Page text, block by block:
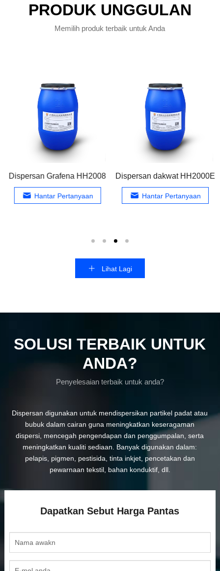
PRODUK UNGGULAN
Memilih produk terbaik untuk Anda
Dispersan Grafena HH2008
Hantar Pertanyaan
Dispersan dakwat HH2000E
Hantar Pertanyaan
Lihat Lagi
SOLUSI TERBAIK UNTUK
ANDA?
Penyelesaian terbaik untuk anda?
Dispersan digunakan untuk mendispersikan partikel padat atau
bubuk dalam cairan guna meningkatkan keseragaman
dispersi, mencegah pengendapan dan penggumpalan, serta
meningkatkan kualiti sediaan. Banyak digunakan dalam:
pelapis, pigmen, pestisida, tinta inkjet, pencetakan dan
pewarnaan tekstil, bahan konduktif, dll.
Dapatkan Sebut Harga Pantas